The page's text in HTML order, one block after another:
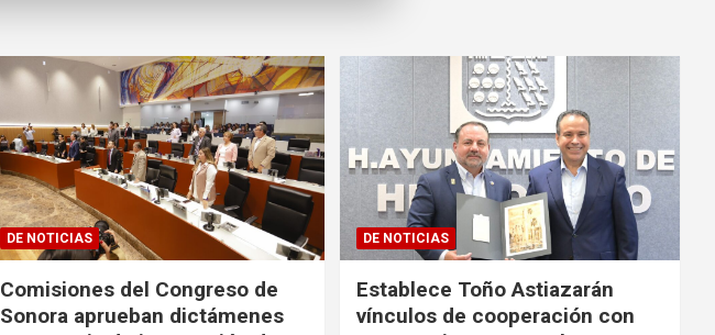
DE NOTICIAS
Comisiones del Congreso de
Sonora aprueban dictámenes
DE NOTICIAS
Establece Toño Astiazarán
vínculos de cooperación con